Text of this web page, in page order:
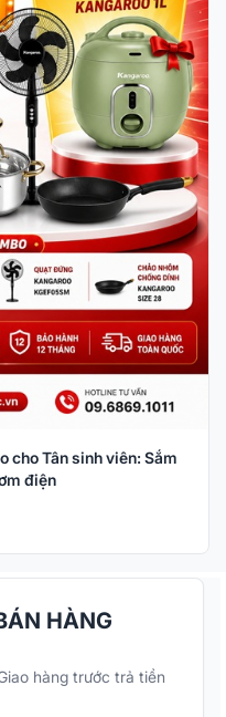
cho Tân sinh viên: Sắm
điện
HÀNG
hàng trước trả tiền